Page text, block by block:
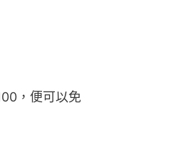
，便可以免